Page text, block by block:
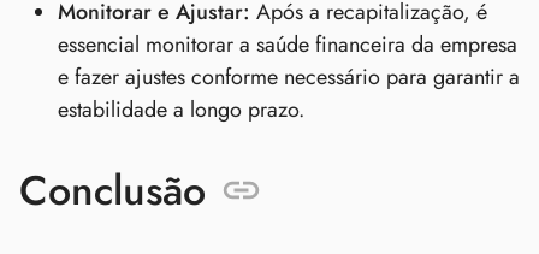
Monitorar e Ajustar: Após a recapitalização, é
essencial monitorar a saúde financeira da empresa
e fazer ajustes conforme necessário para garantir a
estabilidade a longo prazo.
Conclusão